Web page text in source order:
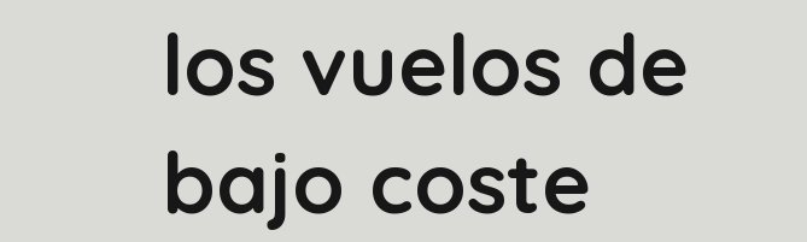
los vuelos de
bajo coste